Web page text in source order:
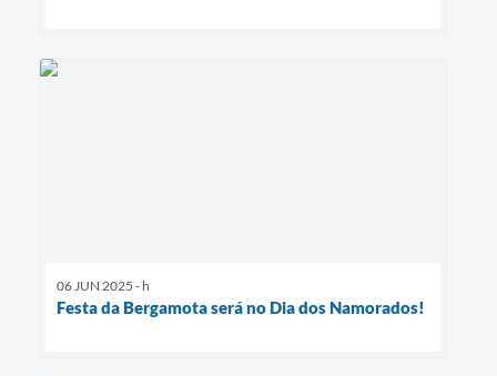
06 JUN 2025 - h
Festa da Bergamota será no Dia dos Namorados!